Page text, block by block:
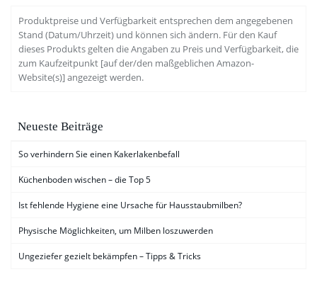
Produktpreise und Verfügbarkeit entsprechen dem angegebenen
Stand (Datum/Uhrzeit) und können sich ändern. Für den Kauf
dieses Produkts gelten die Angaben zu Preis und Verfügbarkeit, die
zum Kaufzeitpunkt [auf der/den maßgeblichen Amazon-
Website(s)] angezeigt werden.
Neueste Beiträge
So verhindern Sie einen Kakerlakenbefall
Küchenboden wischen – die Top 5
Ist fehlende Hygiene eine Ursache für Hausstaubmilben?
Physische Möglichkeiten, um Milben loszuwerden
Ungeziefer gezielt bekämpfen – Tipps & Tricks